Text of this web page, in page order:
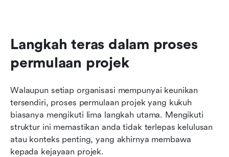
Langkah teras dalam proses
permulaan projek
Walaupun setiap organisasi mempunyai keunikan
tersendiri, proses permulaan projek yang kukuh
biasanya mengikuti lima langkah utama. Mengikuti
struktur ini memastikan anda tidak terlepas kelulusan
atau konteks penting, yang akhirnya membawa
kepada kejayaan projek.